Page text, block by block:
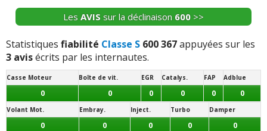
Démar. Echang. / refroid. Ppe à Eau Ppe à huile Sonde / capteur Débitm.
0 1 0 0 0 0
Segment. AAC Dephaseur Soupapes Bielle Collecteur
0 0 0
Vos témoignages :
-Quelques rares problèmes sans conséquences et vite
résolus avec un entretien régulier chez Mercedes(+)
Les AVIS sur la déclinaison 600 >>
Statistiques fiabilité Classe S 600 367appuyées sur les
3 avisécrits par les internautes.
Casse Moteur Boîte de vit. EGR Catalys. FAP Adblue
0 0 0 0 0 0
Volant Mot. Embray. Inject. Turbo Damper
0 0 0 0 0